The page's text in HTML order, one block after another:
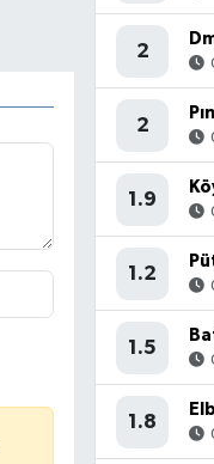
2
2
1.9
1.2
1.5
1.8